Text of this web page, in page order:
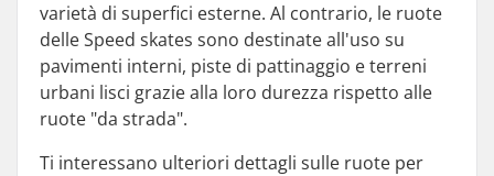
varietà di superfici esterne. Al contrario, le ruote
delle Speed skates sono destinate all'uso su
pavimenti interni, piste di pattinaggio e terreni
urbani lisci grazie alla loro durezza rispetto alle
ruote "da strada".
Ti interessano ulteriori dettagli sulle ruote per